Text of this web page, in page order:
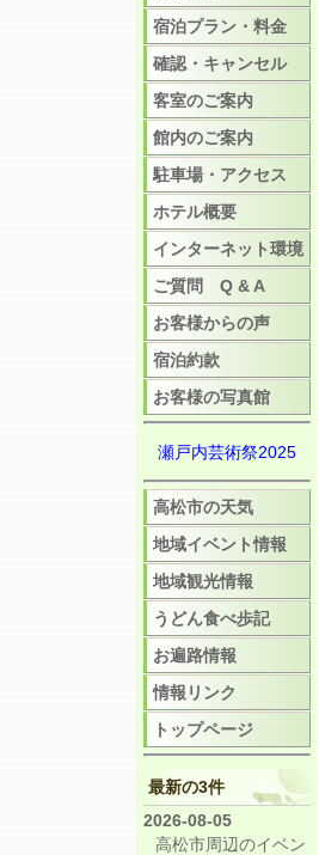
宿泊プラン・料金
確認・キャンセル
客室のご案内
館内のご案内
駐車場・アクセス
ホテル概要
インターネット環境
ご質問 Q & A
お客様からの声
宿泊約款
お客様の写真館
瀬戸内芸術祭2025
高松市の天気
地域イベント情報
地域観光情報
うどん食べ歩記
お遍路情報
情報リンク
トップページ
最新の3件
2026-08-05
高松市周辺のイベン